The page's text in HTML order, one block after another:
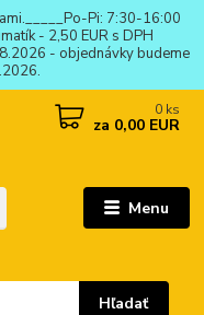
Pi: 7:30-16:00
- 2,50 EUR s DPH
- objednávky budeme
Menu
Hľadať
0 ks
za 0,00 EUR